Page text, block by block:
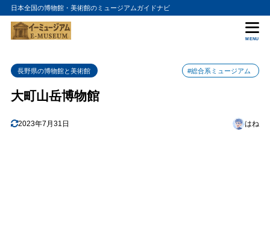
日本全国の博物館・美術館のミュージアムガイドナビ
MENU
長野県の博物館と美術館 #総合系ミュージアム
大町山岳博物館
2023年7月31日 はね
目次
1 大町山岳博物館の入館料金